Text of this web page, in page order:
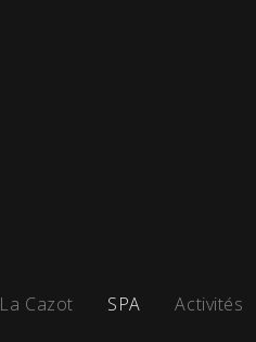
La Cazot SPA Activités